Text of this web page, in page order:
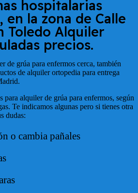
hospitalarias
en la zona de Calle
Toledo Alquiler
precios.
de grúa para enfermos cerca, también
de alquiler ortopedia para entrega
para alquiler de grúa para enfermos, según
Te indicamos algunas pero si tienes otra
dudas:
o cambia pañales